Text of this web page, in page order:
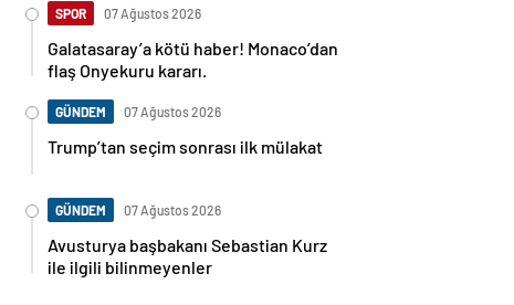
SPOR 07 Ağustos 2026
Galatasaray’a kötü haber! Monaco’dan
flaş Onyekuru kararı.
GÜNDEM 07 Ağustos 2026
Trump’tan seçim sonrası ilk mülakat
GÜNDEM 07 Ağustos 2026
Avusturya başbakanı Sebastian Kurz
ile ilgili bilinmeyenler